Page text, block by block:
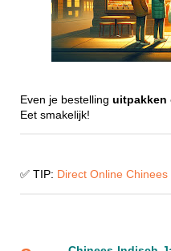
Even je bestelling uitpakken
Eet smakelijk!
✅ TIP: Direct Online